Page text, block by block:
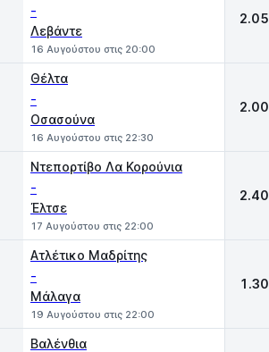
-
Λεβάντε
16 Αυγούστου στις 20:00
2.05
Θέλτα
-
Οσασούνα
16 Αυγούστου στις 22:30
2.00
Ντεπορτίβο Λα Κορούνια
-
Έλτσε
17 Αυγούστου στις 22:00
2.40
Ατλέτικο Μαδρίτης
-
Μάλαγα
19 Αυγούστου στις 22:00
1.30
Βαλένθια